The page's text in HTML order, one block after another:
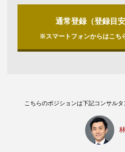
通常登録（登録目
※スマートフォンからはこち
こちらのポジションは下記コンサルタ